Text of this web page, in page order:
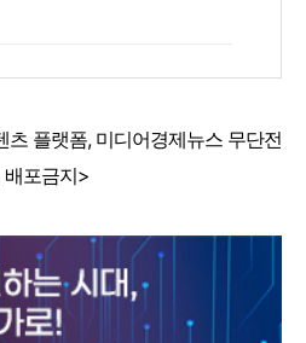
플랫폼, 미디어경제뉴스 무단전
배포금지>